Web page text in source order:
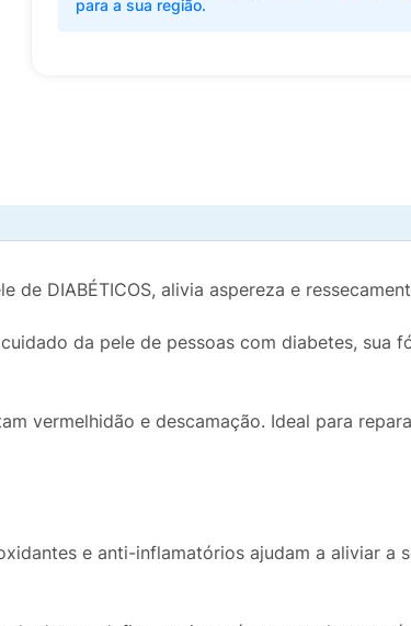
para a sua região.
DIABÉTICOS, alivia aspereza e
da pele de pessoas com diabetes, sua
vermelhidão e descamação. Ideal para
e anti-inflamatórios ajudam a aliviar a